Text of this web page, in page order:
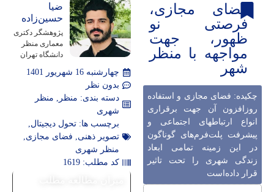
فضای مجازی،
فرصتی نو
ظهور، جهت
مواجهه با منظر
شهر
چکیده: فضای مجازی و استفاده
روزافزون آن جهت برقراری
انواع ارتباطهای اجتماعی و
پیشرفت پلت‌فرم‌های گوناگون
در این زمینه تمامی ابعاد
زندگی شهری را تحت تاثیر
قرار داده‌است
ضیا
حسین‌زاده
پژوهشگر دکتری
معماری منظر
دانشگاه تهران
چهارشنبه 16 شهریور 1401
بدون نظر
دسته بندی: منظر , منظر
شهری
برچسب ها: تحول دیجیتال,
تصویر ذهنی, فضای مجازی,
منظر شهری
کد مطلب: 1619